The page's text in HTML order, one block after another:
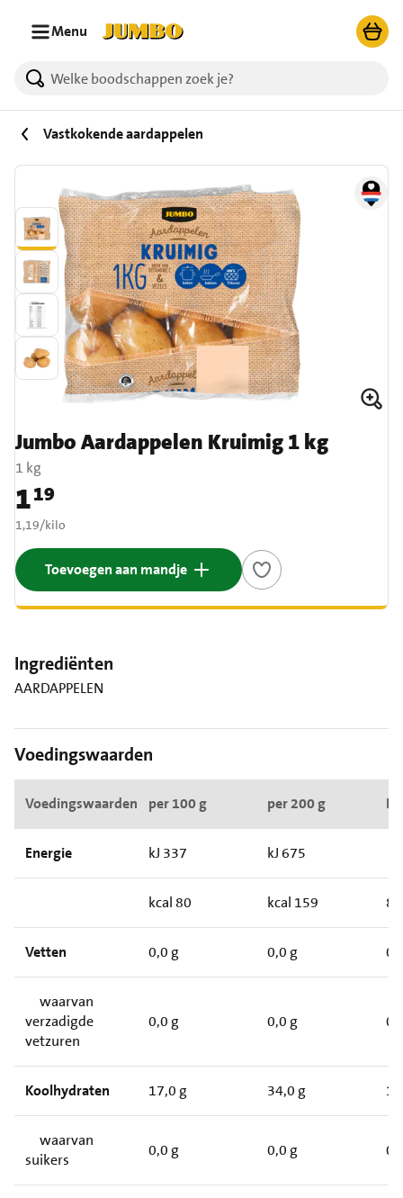
Menu
Vastkokende aardappelen
Jumbo Aardappelen Kruimig 1 kg
1 kg
Prijs: € 1,19
119
€ 1,19 per kilo
1,19/kilo
Toevoegen aan mandje
Ingrediënten
AARDAPPELEN
Voedingswaarden
Voedingswaarden per 100 g per 200 g RI*
Energie kJ 337 kJ 675
kcal 80 kcal 159
Vetten 0,0 g 0,0 g
waarvan
verzadigde
vetzuren
0,0 g 0,0 g
Koolhydraten 17,0 g 34,0 g
waarvan
suikers
0,0 g 0,0 g